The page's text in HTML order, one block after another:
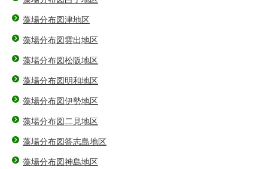
藻場分布図津地区
藻場分布図雲出地区
藻場分布図松阪地区
藻場分布図明和地区
藻場分布図伊勢地区
藻場分布図二見地区
藻場分布図答志島地区
藻場分布図神島地区